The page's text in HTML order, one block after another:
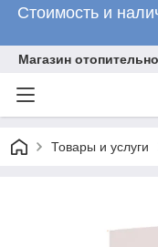
Стоимость и
Магазин
Товары и услуги